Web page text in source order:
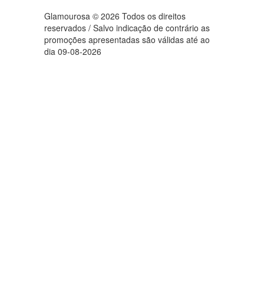
Glamourosa © 2026 Todos os direitos
reservados / Salvo indicação de contrário as
promoções apresentadas são válidas até ao
dia 09-08-2026